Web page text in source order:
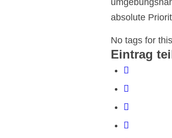
absolute
No tags for
Eintrag